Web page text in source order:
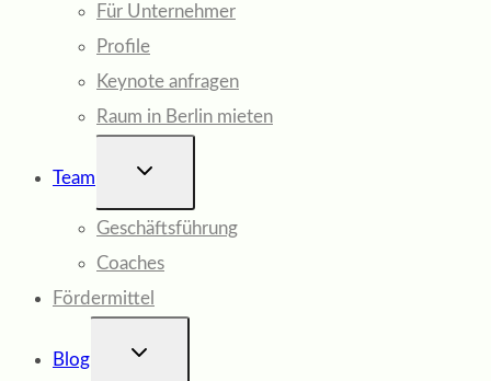
Für Unternehmer
Profile
Keynote anfragen
Raum in Berlin mieten
Team
UNTERMENÜ
Geschäftsführung
Coaches
Fördermittel
Blog
UNTERMENÜ